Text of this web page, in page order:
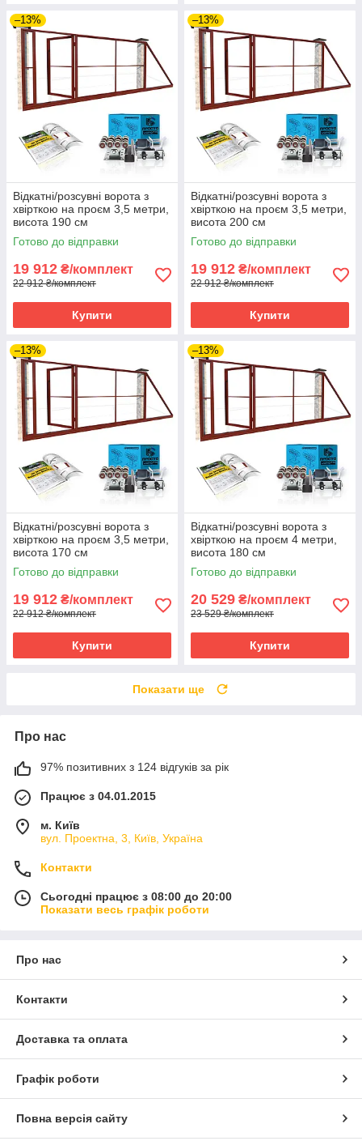
–13%
Відкатні/розсувні ворота з
хвірткою на проєм 3,5 метри,
висота 190 см
Готово до відправки
19 912 ₴/комплект
22 912 ₴/комплект
Купити
–13%
Відкатні/розсувні ворота з
хвірткою на проєм 3,5 метри,
висота 200 см
Готово до відправки
19 912 ₴/комплект
22 912 ₴/комплект
Купити
–13%
Відкатні/розсувні ворота з
хвірткою на проєм 3,5 метри,
висота 170 см
Готово до відправки
19 912 ₴/комплект
22 912 ₴/комплект
Купити
–13%
Відкатні/розсувні ворота з
хвірткою на проєм 4 метри,
висота 180 см
Готово до відправки
20 529 ₴/комплект
23 529 ₴/комплект
Купити
Показати ще
Про нас
97% позитивних з 124 відгуків за рік
Працює з 04.01.2015
м. Київ
вул. Проектна, 3, Київ, Україна
Контакти
Сьогодні працює з 08:00 до 20:00
Показати весь графік роботи
Про нас
Контакти
Доставка та оплата
Графік роботи
Повна версія сайту